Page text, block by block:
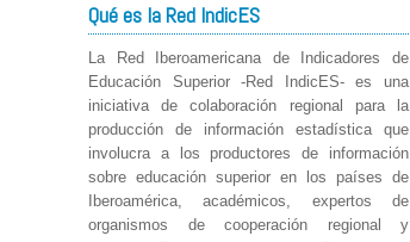
Qué es la Red IndicES
La Red Iberoamericana de Indicadores de
Educación Superior -Red IndicES- es una
iniciativa de colaboración regional para la
producción de información estadística que
involucra a los productores de información
sobre educación superior en los países de
Iberoamérica, académicos, expertos de
organismos de cooperación regional y